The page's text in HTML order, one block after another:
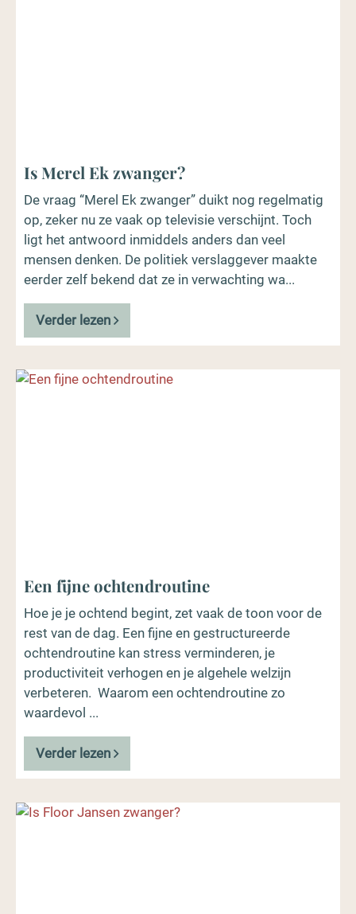
Is Merel Ek zwanger?
De vraag “Merel Ek zwanger” duikt nog regelmatig
op, zeker nu ze vaak op televisie verschijnt. Toch
ligt het antwoord inmiddels anders dan veel
mensen denken. De politiek verslaggever maakte
eerder zelf bekend dat ze in verwachting wa...
Verder lezen
Een fijne ochtendroutine
Hoe je je ochtend begint, zet vaak de toon voor de
rest van de dag. Een fijne en gestructureerde
ochtendroutine kan stress verminderen, je
productiviteit verhogen en je algehele welzijn
verbeteren. Waarom een ochtendroutine zo
waardevol ...
Verder lezen